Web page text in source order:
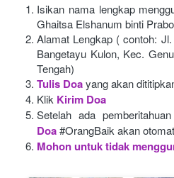
Isikan nama lengkap
Ghaitsa Elshanum binti
Alamat Lengkap ( contoh:
Bangetayu Kulon, Kec.
Tengah)
Tulis Doayang akan
Klik Kirim Doa
Setelah ada
Doa#OrangBaik akan
Mohon untuk tidak